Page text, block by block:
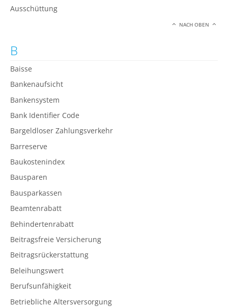
Ausschüttung
NACH OBEN
B
Baisse
Bankenaufsicht
Bankensystem
Bank Identifier Code
Bargeldloser Zahlungsverkehr
Barreserve
Baukostenindex
Bausparen
Bausparkassen
Beamtenrabatt
Behindertenrabatt
Beitragsfreie Versicherung
Beitragsrückerstattung
Beleihungswert
Berufsunfähigkeit
Betriebliche Altersversorgung